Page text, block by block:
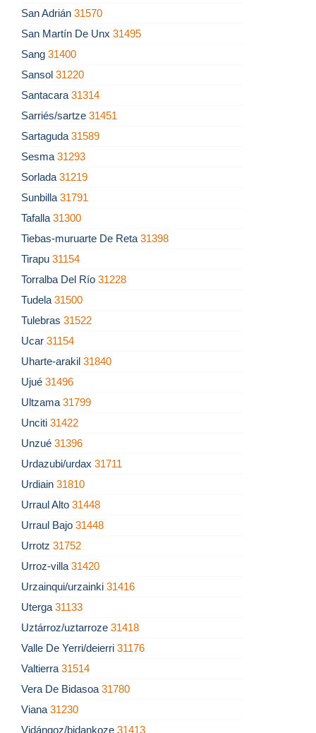
San Adrián 31570
San Martín De Unx 31495
Sang 31400
Sansol 31220
Santacara 31314
Sarriés/sartze 31451
Sartaguda 31589
Sesma 31293
Sorlada 31219
Sunbilla 31791
Tafalla 31300
Tiebas-muruarte De Reta 31398
Tirapu 31154
Torralba Del Río 31228
Tudela 31500
Tulebras 31522
Ucar 31154
Uharte-arakil 31840
Ujué 31496
Ultzama 31799
Unciti 31422
Unzué 31396
Urdazubi/urdax 31711
Urdiain 31810
Urraul Alto 31448
Urraul Bajo 31448
Urrotz 31752
Urroz-villa 31420
Urzainqui/urzainki 31416
Uterga 31133
Uztárroz/uztarroze 31418
Valle De Yerri/deierri 31176
Valtierra 31514
Vera De Bidasoa 31780
Viana 31230
Vidángoz/bidankoze 31413